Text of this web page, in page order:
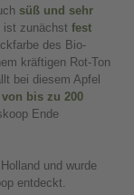
süß und sehr
ist zunächst fest
des Bio-
kräftigen Rot-Ton
bei diesem Apfel
bis zu 200
Ende
und wurde
entdeckt.